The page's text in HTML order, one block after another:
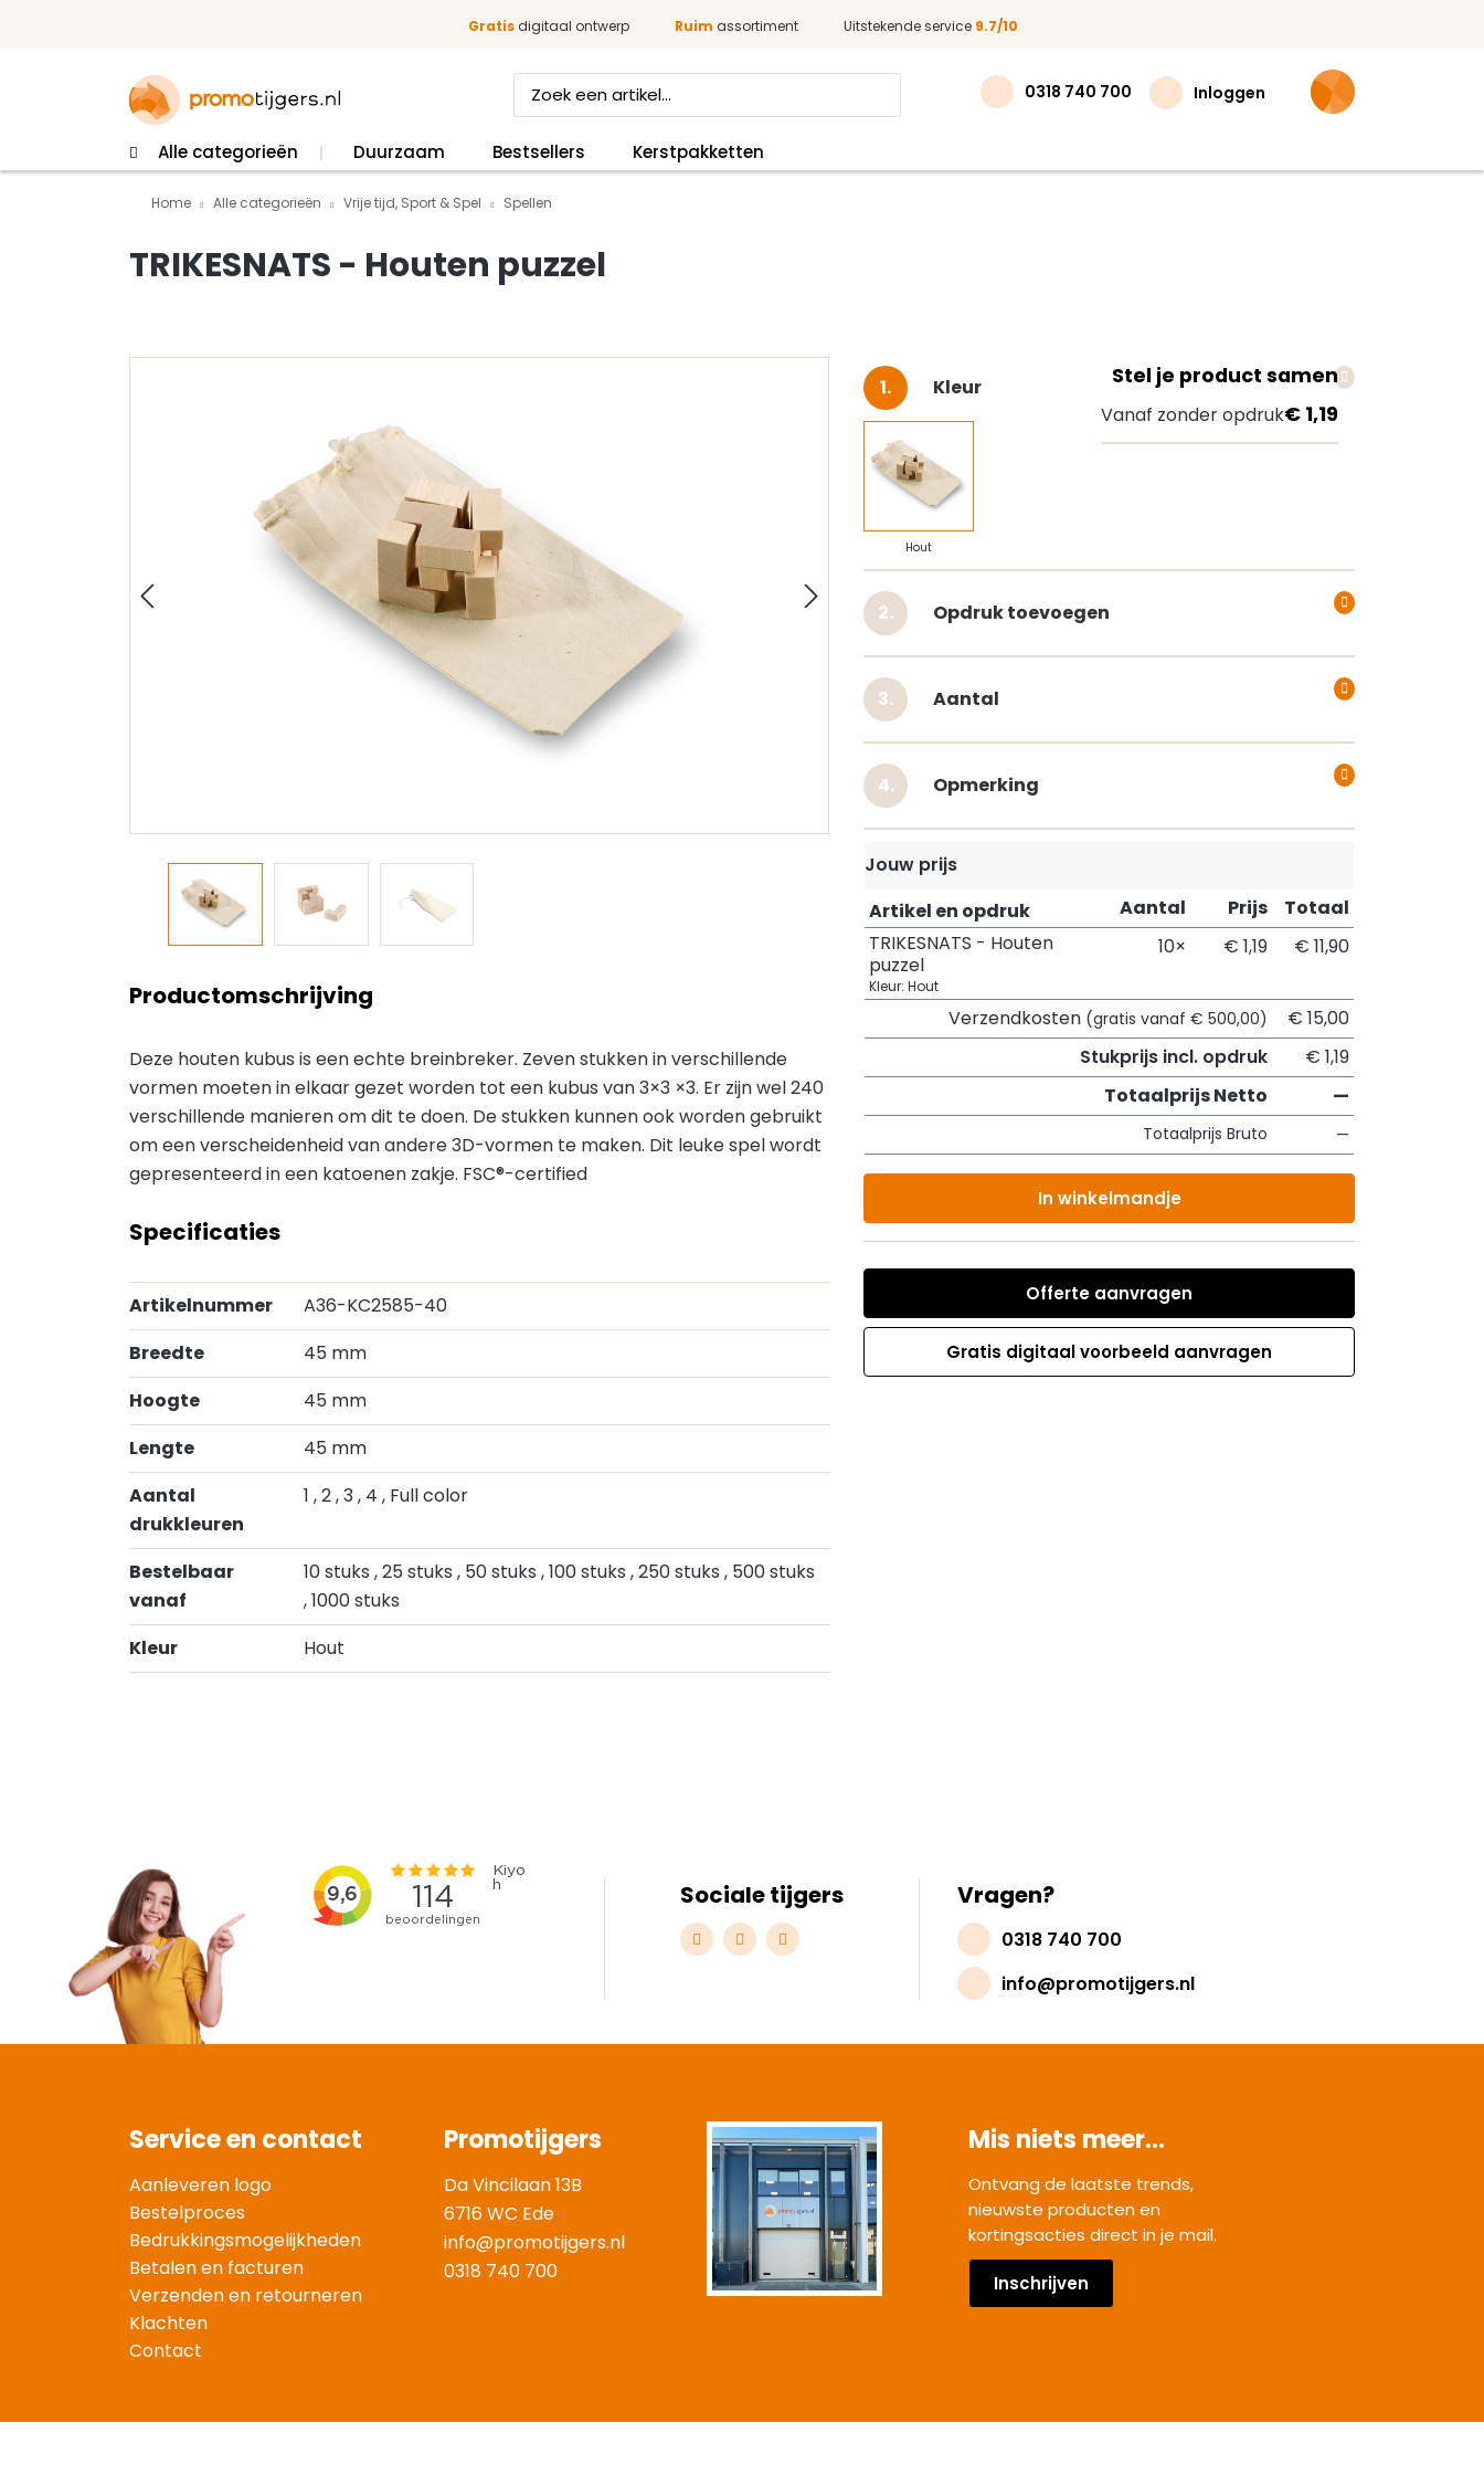
Gratisdigitaal ontwerp Ruim assortiment Uitstekende service 9.7/10
0318 740 700 Inloggen
Alle categorieën Duurzaam Bestsellers Kerstpakketten
Home Alle categorieën Vrije tijd, Sport & Spel Spellen
TRIKESNATS - Houten puzzel
Productomschrijving
Deze houten kubus is een echte breinbreker. Zeven stukken in verschillende
vormen moeten in elkaar gezet worden tot een kubus van 3×3 ×3. Er zijn wel 240
verschillende manieren om dit te doen. De stukken kunnen ook worden gebruikt
om een verscheidenheid van andere 3D-vormen te maken. Dit leuke spel wordt
gepresenteerd in een katoenen zakje. FSC®-certified
Specificaties
Artikelnummer
A36-KC2585-40
Breedte
45 mm
Hoogte
45 mm
Lengte
45 mm
Aantal
drukkleuren
1 , 2, 3, 4 , Full color
Bestelbaar
vanaf
10 stuks , 25 stuks , 50 stuks , 100 stuks , 250 stuks , 500 stuks
, 1000 stuks
Kleur
Hout
Stel je product samen
Vanaf zonder opdruk€ 1,19
Selecteer
Kleur
Hout
Opdruk toevoegen
Aantal
Opmerking
Jouw prijs
Artikel en opdruk
Aantal Prijs
Totaal
TRIKESNATS - Houten
puzzel
Kleur: Hout
10× € 1,19 € 11,90
Verzendkosten (gratis vanaf € 500,00)
€ 15,00
Stukprijs incl. opdruk
€ 1,19
Totaalprijs Netto
—
Totaalprijs Bruto —
In winkelmandje
Offerte aanvragen
Gratis digitaal voorbeeld aanvragen
Sociale tijgers Vragen?
0318 740 700
info@promotijgers.nl
Service en contact
Aanleveren logo
Bestelproces
Bedrukkingsmogelijkheden
Betalen en facturen
Verzenden en retourneren
Klachten
Contact
Promotijgers
Da Vincilaan 13B
6716 WC Ede
info@promotijgers.nl
0318 740 700
Mis niets meer...
Ontvang de laatste trends,
nieuwste producten en
kortingsacties direct in je mail.
Inschrijven